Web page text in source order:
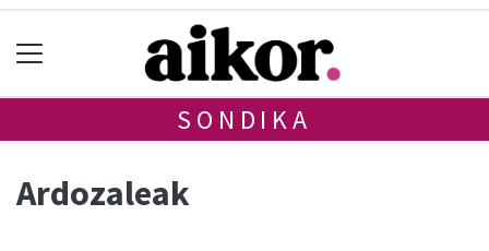
SONDIKA
Ardozaleak